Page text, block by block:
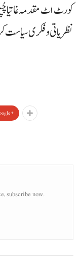
کورٹ اٹ مقدمہ غاتیا
نظریاتی و فکری سیاست
subscribe now.